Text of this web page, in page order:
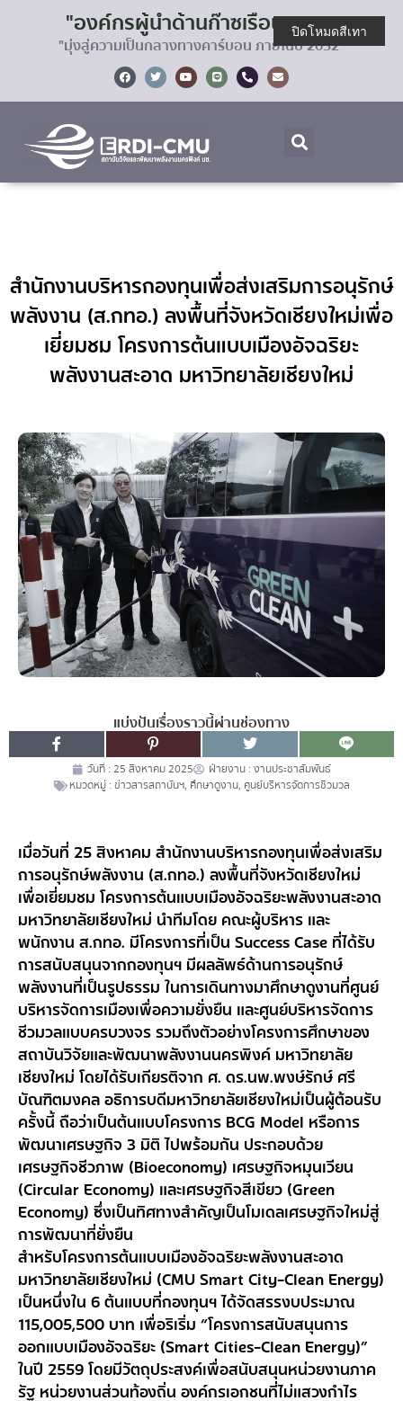
"องค์กรผู้นำด้านก๊าซเรือนกระจก
"มุ่งสู่ความเป็นกลางทางคาร์บอน ภายในปี 2032"
สำนักงานบริหารกองทุนเพื่อส่งเสริมการอนุรักษ์
พลังงาน (ส.กทอ.) ลงพื้นที่จังหวัดเชียงใหม่เพื่อ
เยี่ยมชม โครงการต้นแบบเมืองอัจฉริยะ
พลังงานสะอาด มหาวิทยาลัยเชียงใหม่
แบ่งปันเรื่องราวนี้ผ่านช่องทาง
วันที่ : 25 สิงหาคม 2025 ฝ่ายงาน : งานประชาสัมพันธ์
หมวดหมู่ : ข่าวสารสถาบันฯ, ศึกษาดูงาน, ศูนย์บริหารจัดการชีวมวล
เมื่อวันที่ 25 สิงหาคม สำนักงานบริหารกองทุนเพื่อส่งเสริม
การอนุรักษ์พลังงาน (ส.กทอ.) ลงพื้นที่จังหวัดเชียงใหม่
เพื่อเยี่ยมชม โครงการต้นแบบเมืองอัจฉริยะพลังงานสะอาด
มหาวิทยาลัยเชียงใหม่ นำทีมโดย คณะผู้บริหาร และ
พนักงาน ส.กทอ. มีโครงการที่เป็น Success Case ที่ได้รับ
การสนับสนุนจากกองทุนฯ มีผลลัพธ์ด้านการอนุรักษ์
พลังงานที่เป็นรูปธรรม ในการเดินทางมาศึกษาดูงานที่ศูนย์
บริหารจัดการเมืองเพื่อความยั่งยืน และศูนย์บริหารจัดการ
ชีวมวลแบบครบวงจร รวมถึงตัวอย่างโครงการศึกษาของ
สถาบันวิจัยและพัฒนาพลังงานนครพิงค์ มหาวิทยาลัย
เชียงใหม่ โดยได้รับเกียรติจาก ศ. ดร.นพ.พงษ์รักษ์ ศรี
บัณฑิตมงคล อธิการบดีมหาวิทยาลัยเชียงใหม่เป็นผู้ต้อนรับ
ครั้งนี้ ถือว่าเป็นต้นแบบโครงการ BCG Model หรือการ
พัฒนาเศรษฐกิจ 3 มิติ ไปพร้อมกัน ประกอบด้วย
เศรษฐกิจชีวภาพ (Bioeconomy) เศรษฐกิจหมุนเวียน
(Circular Economy) และเศรษฐกิจสีเขียว (Green
Economy) ซึ่งเป็นทิศทางสำคัญเป็นโมเดลเศรษฐกิจใหม่สู่
การพัฒนาที่ยั่งยืน
สำหรับโครงการต้นแบบเมืองอัจฉริยะพลังงานสะอาด
มหาวิทยาลัยเชียงใหม่ (CMU Smart City-Clean Energy)
เป็นหนึ่งใน 6 ต้นแบบที่กองทุนฯ ได้จัดสรรงบประมาณ
115,005,500 บาท เพื่อริเริ่ม “โครงการสนับสนุนการ
ออกแบบเมืองอัจฉริยะ (Smart Cities-Clean Energy)”
ในปี 2559 โดยมีวัตถุประสงค์เพื่อสนับสนุนหน่วยงานภาค
รัฐ หน่วยงานส่วนท้องถิ่น องค์กรเอกชนที่ไม่แสวงกำไร
ปิดโหมดสีเทา